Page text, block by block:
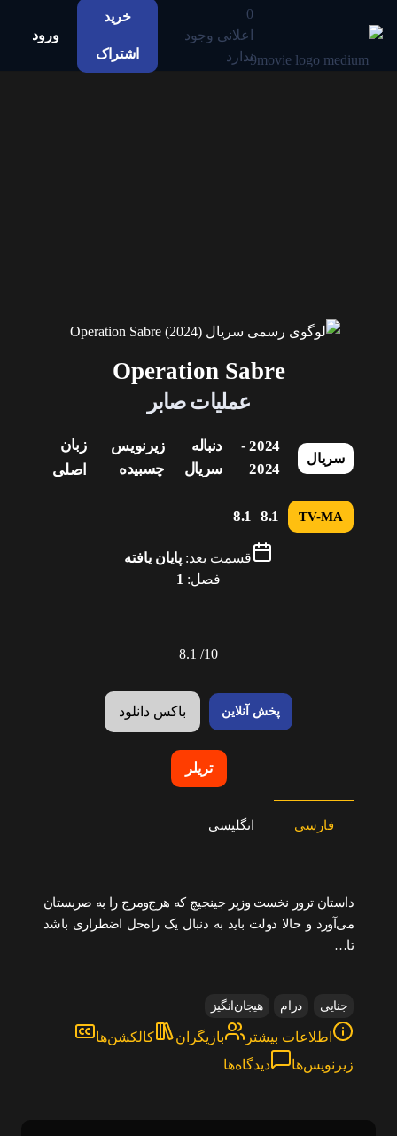
0
اعلانی وجود
ندارد
خرید
اشتراک
ورود
Operation Sabre
عملیات صابر
سریال
2024 -
2024
دنباله
سریال
زیرنویس
چسبیده
زبان
اصلی
TV-MA
8.1
8.1
قسمت بعد: پایان یافته
فصل: 1
10/
8.1
پخش آنلاین باکس دانلود
تریلر
فارسی انگلیسی
داستان ترور نخست وزیر جینجیچ که هرج‌ومرج را به صربستان
می‌آورد و حالا دولت باید به دنبال یک راه‌حل اضطراری باشد
تا…
جنایی درام هیجان‌انگیز
اطلاعات بیشتر بازیگران
کالکشن‌ها
زیرنویس‌ها
دیدگاه‌ها